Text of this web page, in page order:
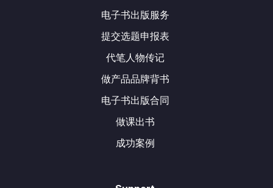
电子书出版服务
提交选题申报表
代笔人物传记
做产品品牌背书
电子书出版合同
做课出书
成功案例